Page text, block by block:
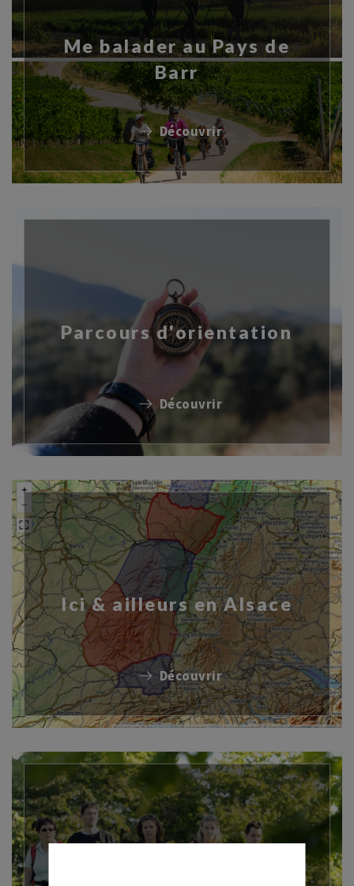
Me balader au Pays de
Barr
Découvrir
Parcours d'orientation
Découvrir
Ici & ailleurs en Alsace
Découvrir